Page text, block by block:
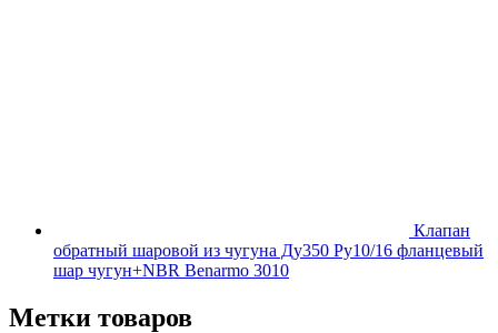
Клапан
обратный шаровой из чугуна Ду350 Ру10/16 фланцевый
шар чугун+NBR Benarmo 3010
Метки товаров